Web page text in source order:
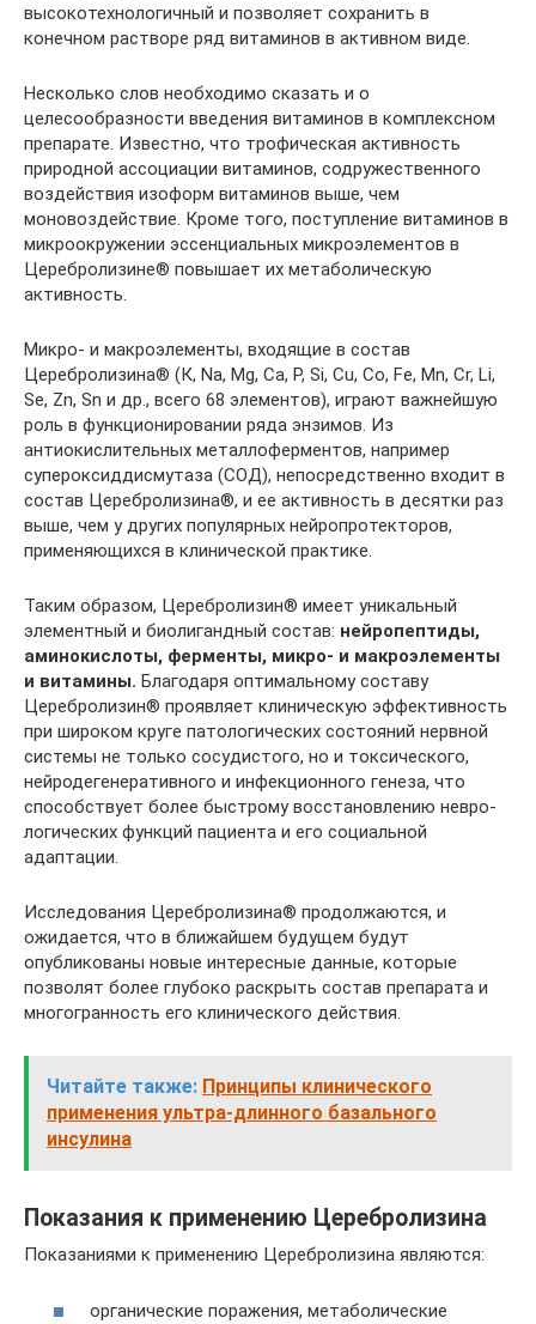
высокотехнологичный и позволяет сохранить в
конечном растворе ряд вита­минов в активном виде.
Несколько слов необходимо сказать и о
целесообразности введения витаминов в комплексном
препарате. Известно, что трофическая активность
природной ассо­циации витаминов, содружественного
воздействия изоформ витаминов выше, чем
моновоздействие. Кроме того, по­ступление витаминов в
микроокружении эссенциальных микроэлементов в
Церебролизине® повышает их метаболическую
активность.
Микро- и макроэлементы, входящие в состав
Церебролизина® (К, Na, Mg, Ca, Р, Si, Cu, Co, Fe, Mn, Cr, Li,
Se, Zn, Sn и др., всего 68 элементов), играют важнейшую
роль в функционировании ряда энзимов. Из
антиокислительных металлоферментов, например
супероксиддисмутаза (СОД), не­посредственно входит в
состав Церебро­лизина®, и ее активность в десятки раз
вы­ше, чем у других популярных нейропротекторов,
применяющихся в клинической практике.
Таким образом, Церебролизин® имеет уникальный
элементный и биолигандный состав: нейропептиды,
аминокисло­ты, ферменты, микро- и макроэлементы
и витамины. Благодаря оптимальному составу
Церебролизин® проявляет кли­ническую эффективность
при широком круге патологических состояний нервной
системы не только сосудистого, но и ток­сического,
нейродегенеративного и ин­фекционного генеза, что
способствует более быстрому восстановлению невро­
логических функций пациента и его со­циальной
адаптации.
Исследования Церебролизина® продол­жаются, и
ожидается, что в ближайшем будущем будут
опубликованы новые инте­ресные данные, которые
позволят более глубоко раскрыть состав препарата и
мно­гогранность его клинического действия.
Читайте также: Принципы клинического
применения ультра-длинного базального
инсулина
Показания к применению Церебролизина
Показаниями к применению Церебролизина являются:
органические поражения, метаболические